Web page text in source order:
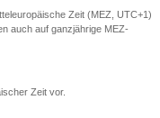
Zeit (MEZ, UTC+1)
auch auf ganzjährige MEZ-
Zeit vor.